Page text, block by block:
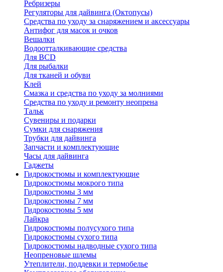
Ребризеры
Регуляторы для дайвинга (Октопусы)
Средства по уходу за снаряжением и аксессуары
Антифог для масок и очков
Вешалки
Водоотталкивающие средства
Для BCD
Для рыбалки
Для тканей и обуви
Клей
Смазка и средства по уходу за молниями
Средства по уходу и ремонту неопрена
Тальк
Сувениры и подарки
Сумки для снаряжения
Трубки для дайвинга
Запчасти и комплектующие
Часы для дайвинга
Гаджеты
Гидрокостюмы и комплектующие
Гидрокостюмы мокрого типа
Гидрокостюмы 3 мм
Гидрокостюмы 7 мм
Гидрокостюмы 5 мм
Лайкра
Гидрокостюмы полусухого типа
Гидрокостюмы сухого типа
Гидрокостюмы надводные сухого типа
Неопреновые шлемы
Утеплители, поддевки и термобелье